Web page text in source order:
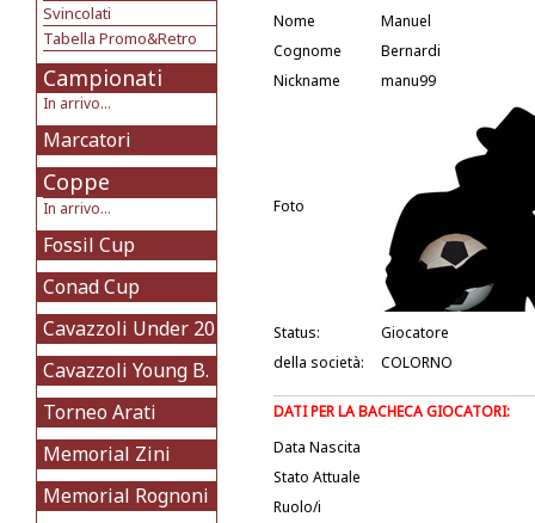
Svincolati
Tabella Promo&Retro
Campionati
In arrivo...
Marcatori
Coppe
In arrivo...
Fossil Cup
Conad Cup
Cavazzoli Under 20
Cavazzoli Young B.
Torneo Arati
Memorial Zini
Memorial Rognoni
Nome
Manuel
Cognome
Bernardi
Nickname
manu99
Foto
Status:
Giocatore
della società:
COLORNO
DATI PER LA BACHECA GIOCATORI:
Data Nascita
Stato Attuale
Ruolo/i